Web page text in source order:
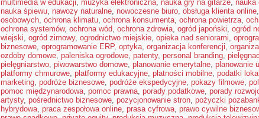
multimedia w edukacji, muzyka elektroniczna, nauka gry na gitarze, nauka
nauka śpiewu, nawozy naturalne, nowoczesne biuro, obsługa klienta online,
osobowych, ochrona klimatu, ochrona konsumenta, ochrona powietrza,
ochrona systemów, ochrona wód, ochrona zdrowia, ogród japoński, ogród
wiejski, ogród zimowy, ogrodnictwo miejskie, opieka nad seniorami,
biznesowe, oprogramowanie ERP, optyka, organizacja konferencji,
ozdoby domowe, paleniska ogrodowe, patenty, personal branding,
pielęgniarstwo, piwowarstwo domowe, planowanie emerytalne, planowanie
platformy chmurowe, platformy edukacyjne, płatności mobilne, podatki
marketing, podróże biznesowe, podróże ekspedycyjne, pokazy filmowe,
pomoc międzynarodowa, pomoc prawna, porady podatkowe, porady
artysty, pośrednictwo biznesowe, pozycjonowanie stron, pożyczki
hybrydowa, praca zespołowa online, prasa cyfrowa, prawo cywilne